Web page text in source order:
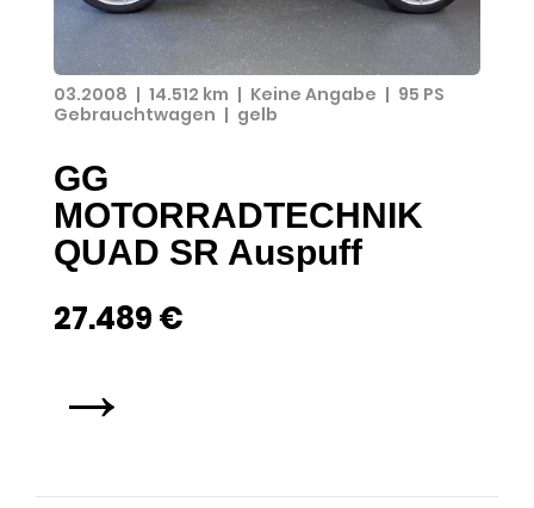
03.2008 | 14.512 km | Keine Angabe | 95 PS
Gebrauchtwagen | gelb
GG
MOTORRADTECHNIK
QUAD SR Auspuff
27.489 €
→